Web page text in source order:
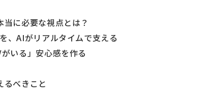
に必要な視点とは？
、AIがリアルタイムで支える
いる」安心感を作る
るべきこと